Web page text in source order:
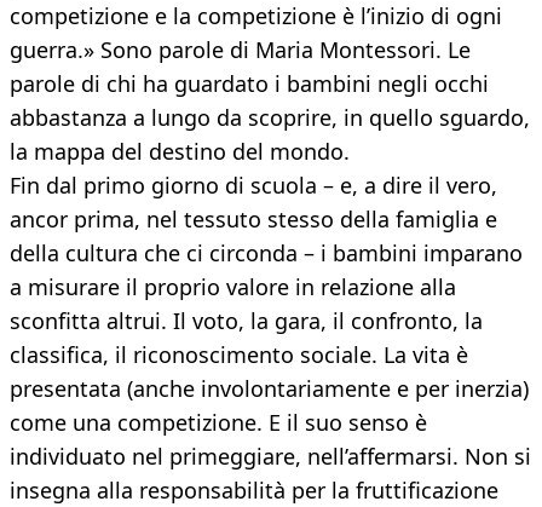
competizione e la competizione è l’inizio di ogni
guerra.» Sono parole di Maria Montessori. Le
parole di chi ha guardato i bambini negli occhi
abbastanza a lungo da scoprire, in quello sguardo,
la mappa del destino del mondo.
Fin dal primo giorno di scuola – e, a dire il vero,
ancor prima, nel tessuto stesso della famiglia e
della cultura che ci circonda – i bambini imparano
a misurare il proprio valore in relazione alla
sconfitta altrui. Il voto, la gara, il confronto, la
classifica, il riconoscimento sociale. La vita è
presentata (anche involontariamente e per inerzia)
come una competizione. E il suo senso è
individuato nel primeggiare, nell’affermarsi. Non si
insegna alla responsabilità per la fruttificazione